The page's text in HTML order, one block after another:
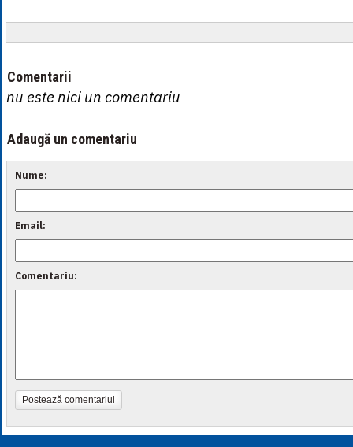
Comentarii
nu este nici un comentariu
Adaugă un comentariu
Nume:
Email:
Comentariu:
Postează comentariul